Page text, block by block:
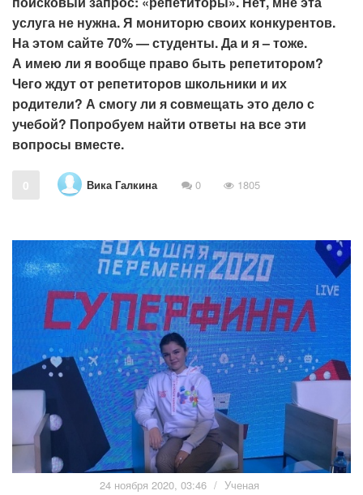
услуга не нужна. Я мониторю своих конкурентов.
На этом сайте 70% — студенты. Да и я – тоже.
А имею ли я вообще право быть репетитором?
Чего ждут от репетиторов школьники и их
родители? А смогу ли я совмещать это дело с
учебой? Попробуем найти ответы на все эти
вопросы вместе.
0 Вика Галкина 0 1805
24 ноября 2020, 03:46 / Ученая